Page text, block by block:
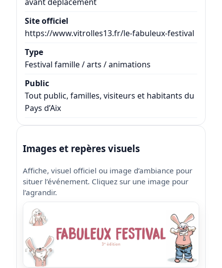
Site officiel
https://www.vitrolles13.fr/le-fabuleux-festival
Type
Festival famille / arts / animations
Public
Tout public, familles, visiteurs et habitants du
Pays d’Aix
Images et repères visuels
Affiche, visuel officiel ou image d’ambiance pour
situer l’événement. Cliquez sur une image pour
l’agrandir.